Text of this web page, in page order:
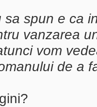
sa spun e ca
vanzarea
vom
de a